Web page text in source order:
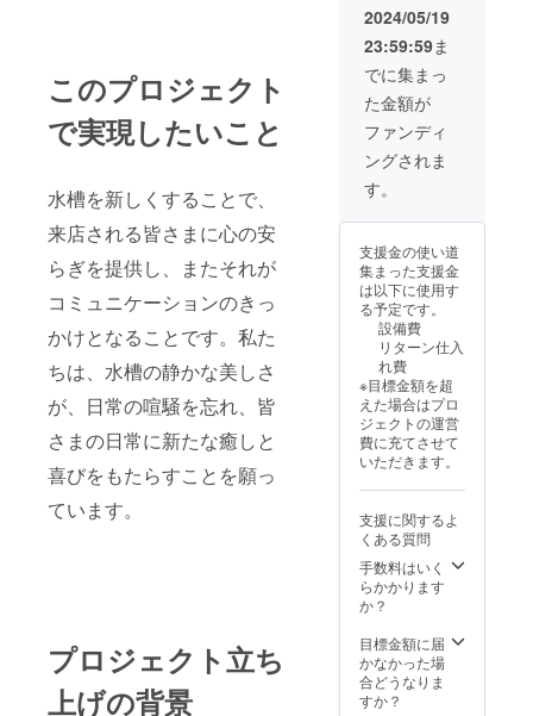
このプロジェクト
で実現したいこと
水槽を新しくすることで、
来店される皆さまに心の安
らぎを提供し、またそれが
コミュニケーションのきっ
かけとなることです。私た
ちは、水槽の静かな美しさ
が、日常の喧騒を忘れ、皆
さまの日常に新たな癒しと
喜びをもたらすことを願っ
ています。
プロジェクト立ち
上げの背景
日〜
2024年
12月31
日まで
の7か月
間 【新
商品開
発参加
イベン
日程：
（ご支
援いた
だいた
方には
改めて
ご連絡
いただ
きま
す） ・
場所：
cafe
facile（
立川市
羽衣町
１丁目
１８−１
土方ビ
・支援
者様の
交通費
や滞在
圏限定
＊プロ
ジェク
トオー
ナーの
交通
費・滞
在費は
支援者
費でお
いただ
きます
＊有効
期限：
2024年
12月末
MIJIKA
fishとは
https://
drive.g
oogle.c
om/file/
pGgvpP
demE4
BBHkI
CDw7S
UaL5ic
?
ts=658
05afb
2024/05/19
23:59:59ま
でに集まっ
た金額が
ファンディ
ングされま
す。
支援金の使い道
集まった支援金
は以下に使用す
る予定です。
設備費
リターン仕入
れ費
※目標金額を超
えた場合はプロ
ジェクトの運営
費に充てさせて
いただきます。
支援に関するよ
くある質問
手数料はいく
らかかります
か？
目標金額に届
かなかった場
合どうなりま
すか？